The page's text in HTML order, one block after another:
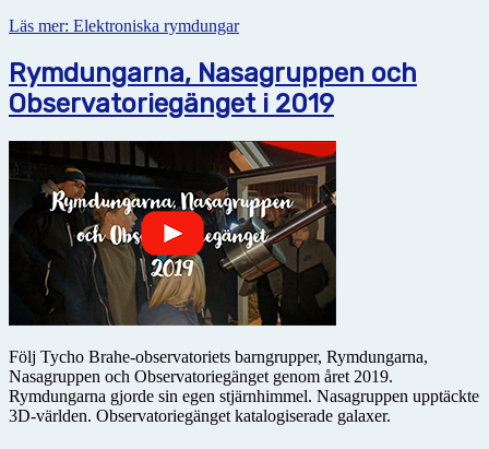
Läs mer: Elektroniska rymdungar
Rymdungarna, Nasagruppen och
Observatoriegänget i 2019
Följ Tycho Brahe-observatoriets barngrupper, Rymdungarna,
Nasagruppen och Observatoriegänget genom året 2019.
Rymdungarna gjorde sin egen stjärnhimmel. Nasagruppen upptäckte
3D-världen. Observatoriegänget katalogiserade galaxer.